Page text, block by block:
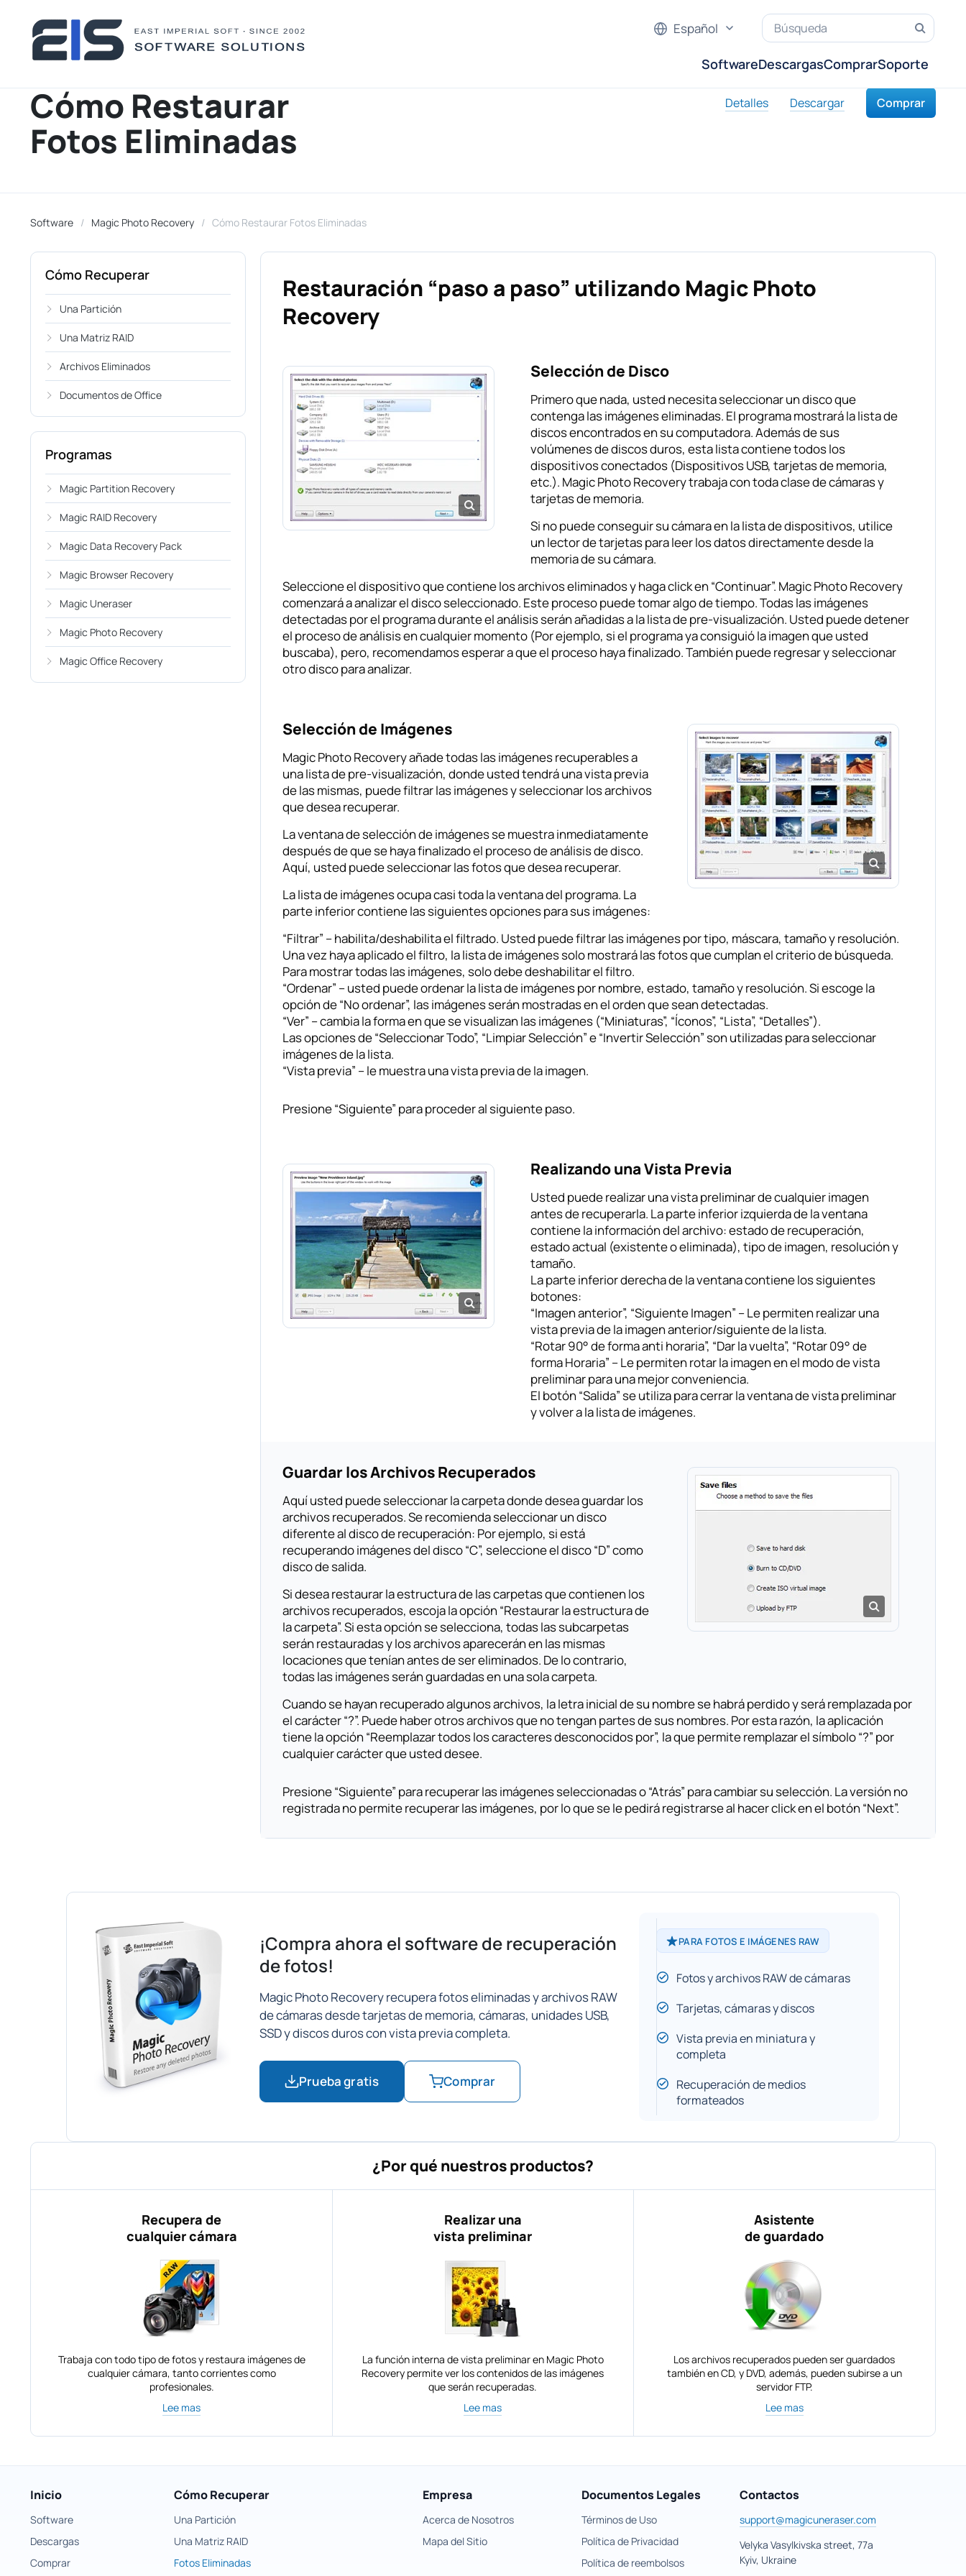
SoftwareDescargasComprarSoporte
Español
Cómo Restaurar
Fotos Eliminadas
Detalles Descargar Comprar
Software Magic Photo Recovery Cómo Restaurar Fotos Eliminadas
Restauración “paso a paso” utilizando Magic Photo
Recovery
Selección de Disco
Primero que nada, usted necesita seleccionar un disco que
contenga las imágenes eliminadas. El programa mostrará la lista de
discos encontrados en su computadora. Además de sus
volúmenes de discos duros, esta lista contiene todos los
dispositivos conectados (Dispositivos USB, tarjetas de memoria,
etc.). Magic Photo Recovery trabaja con toda clase de cámaras y
tarjetas de memoria.
Si no puede conseguir su cámara en la lista de dispositivos, utilice
un lector de tarjetas para leer los datos directamente desde la
memoria de su cámara.
Seleccione el dispositivo que contiene los archivos eliminados y haga click en “Continuar”. Magic Photo Recovery
comenzará a analizar el disco seleccionado. Este proceso puede tomar algo de tiempo. Todas las imágenes
detectadas por el programa durante el análisis serán añadidas a la lista de pre-visualización. Usted puede detener
el proceso de análisis en cualquier momento (Por ejemplo, si el programa ya consiguió la imagen que usted
buscaba), pero, recomendamos esperar a que el proceso haya finalizado. También puede regresar y seleccionar
otro disco para analizar.
Selección de Imágenes
Magic Photo Recovery añade todas las imágenes recuperables a
una lista de pre-visualización, donde usted tendrá una vista previa
de las mismas, puede filtrar las imágenes y seleccionar los archivos
que desea recuperar.
La ventana de selección de imágenes se muestra inmediatamente
después de que se haya finalizado el proceso de análisis de disco.
Aquí, usted puede seleccionar las fotos que desea recuperar.
La lista de imágenes ocupa casi toda la ventana del programa. La
parte inferior contiene las siguientes opciones para sus imágenes:
“Filtrar” – habilita/deshabilita el filtrado. Usted puede filtrar las imágenes por tipo, máscara, tamaño y resolución.
Una vez haya aplicado el filtro, la lista de imágenes solo mostrará las fotos que cumplan el criterio de búsqueda.
Para mostrar todas las imágenes, solo debe deshabilitar el filtro.
“Ordenar” – usted puede ordenar la lista de imágenes por nombre, estado, tamaño y resolución. Si escoge la
opción de “No ordenar”, las imágenes serán mostradas en el orden que sean detectadas.
“Ver” – cambia la forma en que se visualizan las imágenes (“Miniaturas”, “Íconos”, “Lista”, “Detalles”).
Las opciones de “Seleccionar Todo”, “Limpiar Selección” e “Invertir Selección” son utilizadas para seleccionar
imágenes de la lista.
“Vista previa” – le muestra una vista previa de la imagen.
Presione “Siguiente” para proceder al siguiente paso.
Realizando una Vista Previa
Usted puede realizar una vista preliminar de cualquier imagen
antes de recuperarla. La parte inferior izquierda de la ventana
contiene la información del archivo: estado de recuperación,
estado actual (existente o eliminada), tipo de imagen, resolución y
tamaño.
La parte inferior derecha de la ventana contiene los siguientes
botones:
“Imagen anterior”, “Siguiente Imagen” – Le permiten realizar una
vista previa de la imagen anterior/siguiente de la lista.
“Rotar 90° de forma anti horaria”, “Dar la vuelta”, “Rotar 09° de
forma Horaria” – Le permiten rotar la imagen en el modo de vista
preliminar para una mejor conveniencia.
El botón “Salida” se utiliza para cerrar la ventana de vista preliminar
y volver a la lista de imágenes.
Guardar los Archivos Recuperados
Aquí usted puede seleccionar la carpeta donde desea guardar los
archivos recuperados. Se recomienda seleccionar un disco
diferente al disco de recuperación: Por ejemplo, si está
recuperando imágenes del disco “C”, seleccione el disco “D” como
disco de salida.
Si desea restaurar la estructura de las carpetas que contienen los
archivos recuperados, escoja la opción “Restaurar la estructura de
la carpeta”. Si esta opción se selecciona, todas las subcarpetas
serán restauradas y los archivos aparecerán en las mismas
locaciones que tenían antes de ser eliminados. De lo contrario,
todas las imágenes serán guardadas en una sola carpeta.
Cuando se hayan recuperado algunos archivos, la letra inicial de su nombre se habrá perdido y será remplazada por
el carácter “?”. Puede haber otros archivos que no tengan partes de sus nombres. Por esta razón, la aplicación
tiene la opción “Reemplazar todos los caracteres desconocidos por”, la que permite remplazar el símbolo “?” por
cualquier carácter que usted desee.
Presione “Siguiente” para recuperar las imágenes seleccionadas o “Atrás” para cambiar su selección. La versión no
registrada no permite recuperar las imágenes, por lo que se le pedirá registrarse al hacer click en el botón “Next”.
Cómo Recuperar
Una Partición
Una Matriz RAID
Archivos Eliminados
Documentos de Office
Programas
Magic Partition Recovery
Magic RAID Recovery
Magic Data Recovery Pack
Magic Browser Recovery
Magic Uneraser
Magic Photo Recovery
Magic Office Recovery
¡Compra ahora el software de recuperación
de fotos!
Magic Photo Recovery recupera fotos eliminadas y archivos RAW
de cámaras desde tarjetas de memoria, cámaras, unidades USB,
SSD y discos duros con vista previa completa.
Prueba gratis Comprar
PARA FOTOS E IMÁGENES RAW
Fotos y archivos RAW de cámaras
Tarjetas, cámaras y discos
Vista previa en miniatura y
completa
Recuperación de medios
formateados
¿Por qué nuestros productos?
Recupera de
cualquier cámara
Trabaja con todo tipo de fotos y restaura imágenes de
cualquier cámara, tanto corrientes como
profesionales.
Lee mas
Realizar una
vista preliminar
La función interna de vista preliminar en Magic Photo
Recovery permite ver los contenidos de las imágenes
que serán recuperadas.
Lee mas
Asistente
de guardado
Los archivos recuperados pueden ser guardados
también en CD, y DVD, además, pueden subirse a un
servidor FTP.
Lee mas
Inicio
Software
Descargas
Comprar
Cómo Recuperar
Una Partición
Una Matriz RAID
Fotos Eliminadas
Empresa
Acerca de Nosotros
Mapa del Sitio
Documentos Legales
Términos de Uso
Política de Privacidad
Política de reembolsos
Contactos
support@magicuneraser.com
Velyka Vasylkivska street, 77a
Kyiv, Ukraine